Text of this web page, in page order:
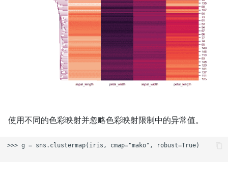
使用不同的色彩映射并忽略色彩映射限制中的异常值。
>>> g = sns.clustermap(iris, cmap="mako", robust=True)